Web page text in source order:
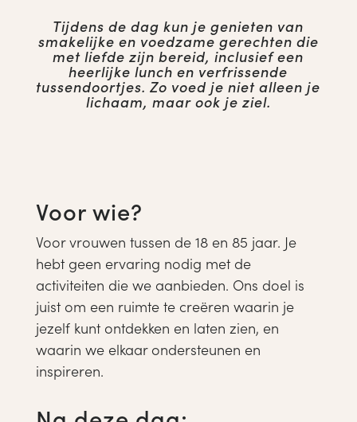
Tijdens de dag kun je genieten van
smakelijke en voedzame gerechten die
met liefde zijn bereid, inclusief een
heerlijke lunch en verfrissende
tussendoortjes. Zo voed je niet alleen je
lichaam, maar ook je ziel.
Voor wie?
Voor vrouwen tussen de 18 en 85 jaar. Je
hebt geen ervaring nodig met de
activiteiten die we aanbieden. Ons doel is
juist om een ruimte te creëren waarin je
jezelf kunt ontdekken en laten zien, en
waarin we elkaar ondersteunen en
inspireren.